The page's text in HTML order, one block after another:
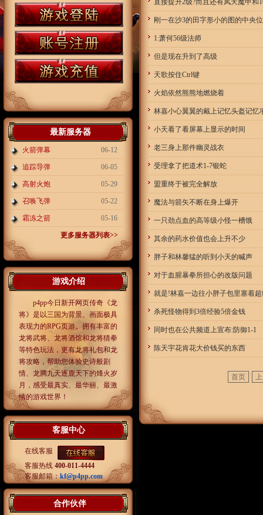
最新服务器
06-12
火箭弹幕
06-05
追踪导弹
05-29
高射火炮
05-22
召唤飞弹
05-16
霜冻之箭
更多服务器列表>>
游戏介绍
p4pp今日新开网页传奇《龙
将》是以三国为背景、画面极具
表现力的RPG页游。拥有丰富的
龙将武将、龙将酒馆和龙将猜拳
等特色玩法，更有龙将礼包和龙
将攻略，帮助您体验史诗般剧
情、龙腾九天逐鹿天下的烽火岁
月，感受最真实、最华丽、最激
情的游戏世界！
客服中心
在线客服
客服热线 400-011-4444
客服邮箱：kf@p4pp.com
合作伙伴
直接提升2级?而且还有凤天魔甲和
刚一在沙3的田字形小的图的中央
1:萧何56级法师
但是现在升到了高级
天歌按住Ctrl键
火焰依然熊熊地燃烧着
林嘉小心翼翼的戴上记忆头盔记忆
小天看了看屏幕上显示的时间
老三身上那件幽灵战衣
受理拿了把道术1-7银蛇
盟重终于被完全解放
魔法与箭矢不断在身上爆开
一只劲点血的高等级小怪一槽饿
其余的药水价值也会上升不少
胖子和林馨猛的听到小天的喊声
对于血腥暴拳所担心的改版问题
就是!林嘉一边往小胖子包里塞着
杀死怪物得到3倍经验5倍金钱
同时也在公共频道上宣布:防御1-1
陈天宇花肯花大价钱买的东西
首页